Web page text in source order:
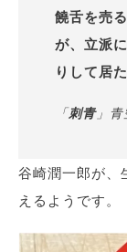
饒舌を売
が、立派
りして居
「刺青」青
谷崎潤一郎が、
えるようです。